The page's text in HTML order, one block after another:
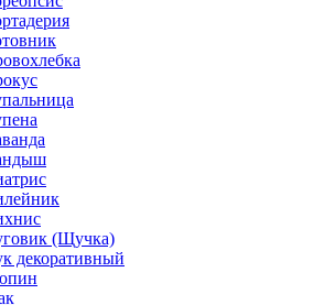
(Щучка)
декоративный